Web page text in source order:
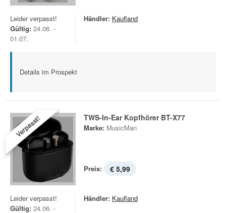
Leider verpasst!
Gültig: 24.06. -
01.07.
Händler: Kaufland
Details im Prospekt
Verpasst! TWS-In-Ear Kopfhörer BT-X77
Marke: MusicMan
Preis: € 5,99
Leider verpasst!
Gültig: 24.06. -
Händler: Kaufland